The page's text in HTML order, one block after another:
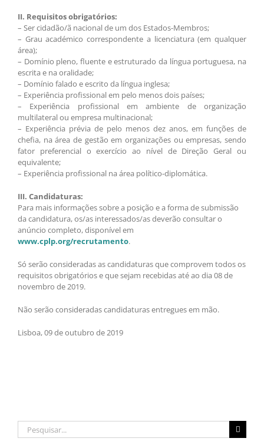
II. Requisitos obrigatórios:
– Ser cidadão/ã nacional de um dos Estados-Membros;
– Grau académico correspondente a licenciatura (em qualquer
área);
– Domínio pleno, fluente e estruturado da língua portuguesa, na
escrita e na oralidade;
– Domínio falado e escrito da língua inglesa;
– Experiência profissional em pelo menos dois países;
– Experiência profissional em ambiente de organização
multilateral ou empresa multinacional;
– Experiência prévia de pelo menos dez anos, em funções de
chefia, na área de gestão em organizações ou empresas, sendo
fator preferencial o exercício ao nível de Direção Geral ou
equivalente;
– Experiência profissional na área político-diplomática.
III. Candidaturas:
Para mais informações sobre a posição e a forma de submissão
da candidatura, os/as interessados/as deverão consultar o
anúncio completo, disponível em
www.cplp.org/recrutamento.
Só serão consideradas as candidaturas que comprovem todos os
requisitos obrigatórios e que sejam recebidas até ao dia 08 de
novembro de 2019.
Não serão consideradas candidaturas entregues em mão.
Lisboa, 09 de outubro de 2019
Pesquisar